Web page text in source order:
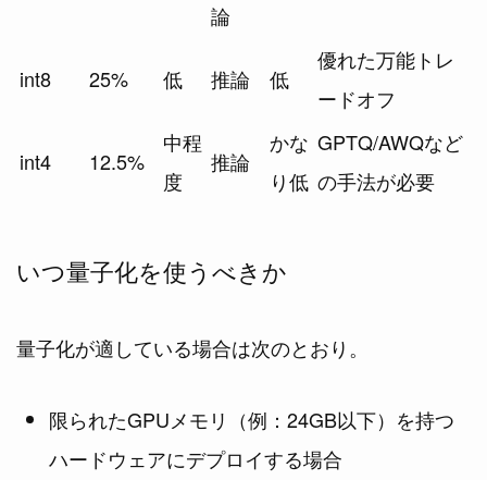
論
int8 25% 低 推論 低
優れた万能トレ
ードオフ
int4 12.5%
中程
度
推論
かな
り低
GPTQ/AWQなど
の手法が必要
いつ量子化を使うべきか
量子化が適している場合は次のとおり。
限られたGPUメモリ（例：24GB以下）を持つ
ハードウェアにデプロイする場合